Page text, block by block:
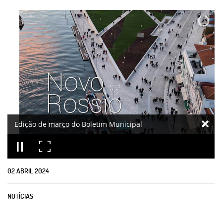
Edição de março do Boletim Municipal
02ABRIL 2024
NOTÍCIAS